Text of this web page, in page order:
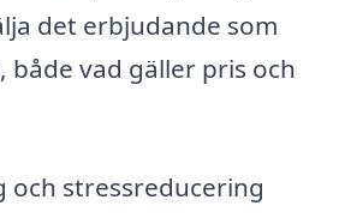
det erbjudande som
både vad gäller pris och
och stressreducering